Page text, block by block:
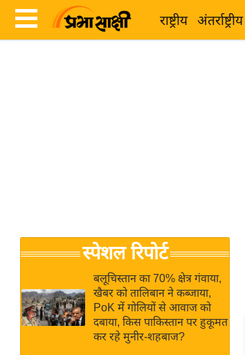
राष्ट्रीय अंतर्राष्ट्रीय
Breaking
News in
Hindi
जगत
राय
बजट
स्पेशल रिपोर्ट
बलूचिस्तान का 70% क्षेत्र गंवाया,
खैबर को तालिबान ने कब्जाया,
PoK में गोलियों से आवाज को
दबाया, किस पाकिस्तान पर हुकूमत
कर रहे मुनीर-शहबाज?